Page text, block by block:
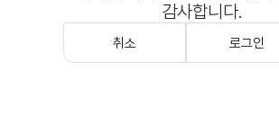
감사합니다.
취소 로그인